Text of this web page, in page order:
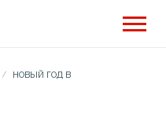
НОВЫЙ ГОД В